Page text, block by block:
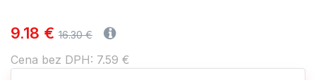
9.18 € 16.30 €
Cena bez DPH: 7.59 €